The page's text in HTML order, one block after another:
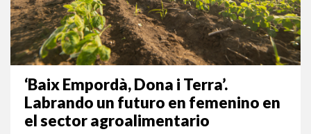
‘Baix Empordà, Dona i Terra’.
Labrando un futuro en femenino en
el sector agroalimentario